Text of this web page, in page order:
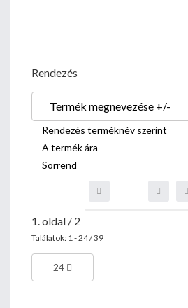
Rendezés
Termék megnevezése +/-
Rendezés terméknév szerint
A termék ára
Sorrend
1. oldal / 2
Találatok: 1 - 24 / 39
24